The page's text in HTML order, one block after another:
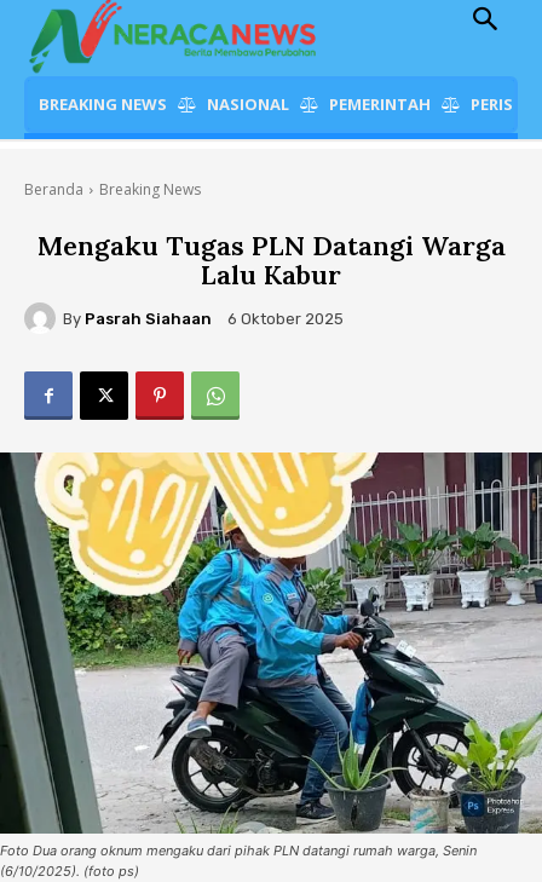
BREAKING NEWS NASIONAL PEMERINTAH
Beranda Breaking News
Mengaku Tugas PLN Datangi Warga
Lalu Kabur
By Pasrah Siahaan 6 Oktober 2025
Foto Dua orang oknum mengaku dari pihak PLN datangi rumah warga, Senin
(6/10/2025). (foto ps)